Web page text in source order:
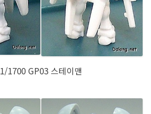
1/1700 GP03 스테이맨